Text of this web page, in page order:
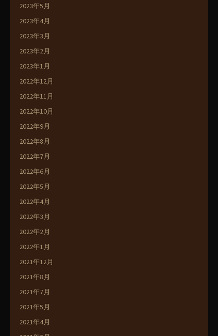
2023年5月
2023年4月
2023年3月
2023年2月
2023年1月
2022年12月
2022年11月
2022年10月
2022年9月
2022年8月
2022年7月
2022年6月
2022年5月
2022年4月
2022年3月
2022年2月
2022年1月
2021年12月
2021年8月
2021年7月
2021年5月
2021年4月